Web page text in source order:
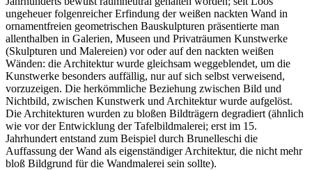
ungeheuer folgenreicher Erfindung der weißen nackten Wand in
ornamentfreien geometrischen Bauskulpturen präsentierte man
allenthalben in Galerien, Museen und Privaträumen Kunstwerke
(Skulpturen und Malereien) vor oder auf den nackten weißen
Wänden: die Architektur wurde gleichsam weggeblendet, um die
Kunstwerke besonders auffällig, nur auf sich selbst verweisend,
vorzuzeigen. Die herkömmliche Beziehung zwischen Bild und
Nichtbild, zwischen Kunstwerk und Architektur wurde aufgelöst.
Die Architekturen wurden zu bloßen Bildträgern degradiert (ähnlich
wie vor der Entwicklung der Tafelbildmalerei; erst im 15.
Jahrhundert entstand zum Beispiel durch Brunelleschi die
Auffassung der Wand als eigenständiger Architektur, die nicht mehr
bloß Bildgrund für die Wandmalerei sein sollte).